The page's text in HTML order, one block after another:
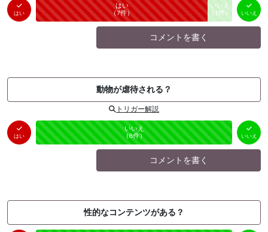
はい
はい
（7件） 未投票
いいえ
（ 1件） いいえ
コメントを書く
動物が虐待される？
トリガー解説
はい
はい
（0件）
未投票
いいえ
（8件） いいえ
コメントを書く
性的なコンテンツがある？